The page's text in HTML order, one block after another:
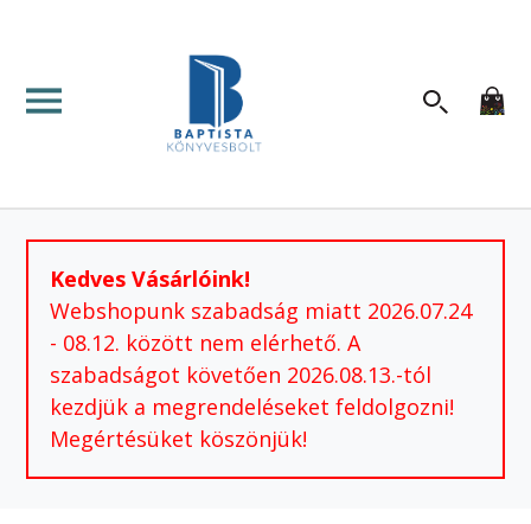
Kedves Vásárlóink!
Webshopunk szabadság miatt 2026.07.24
- 08.12. között nem elérhető. A
szabadságot követően 2026.08.13.-tól
kezdjük a megrendeléseket feldolgozni!
Megértésüket köszönjük!